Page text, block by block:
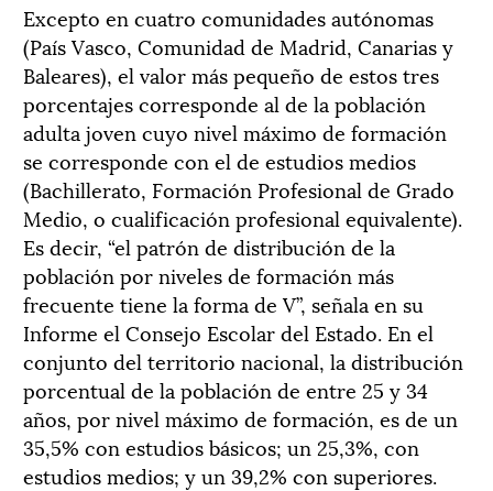
Excepto en cuatro comunidades autónomas
(País Vasco, Comunidad de Madrid, Canarias y
Baleares), el valor más pequeño de estos tres
porcentajes corresponde al de la población
adulta joven cuyo nivel máximo de formación
se corresponde con el de estudios medios
(Bachillerato, Formación Profesional de Grado
Medio, o cualificación profesional equivalente).
Es decir, “el patrón de distribución de la
población por niveles de formación más
frecuente tiene la forma de V”, señala en su
Informe el Consejo Escolar del Estado. En el
conjunto del territorio nacional, la distribución
porcentual de la población de entre 25 y 34
años, por nivel máximo de formación, es de un
35,5% con estudios básicos; un 25,3%, con
estudios medios; y un 39,2% con superiores.